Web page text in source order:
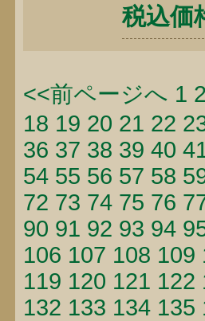
税込価
<<前ページへ 1
18 19 20 21 22
36 37 38 39 40
54 55 56 57 58
72 73 74 75 76
90 91 92 93 94
106 107 108 109
119 120 121 122
132 133 134 135